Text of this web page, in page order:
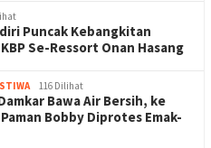
Puncak Kebangkitan
Se-Ressort Onan Hasang
116 Dilihat
Bawa Air Bersih, ke
Bobby Diprotes Emak-